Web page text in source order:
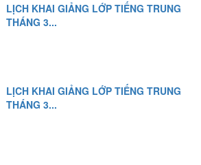
LỊCH KHAI GIẢNG LỚP TIẾNG TRUNG
THÁNG 3...
LỊCH KHAI GIẢNG LỚP TIẾNG TRUNG
THÁNG 3...